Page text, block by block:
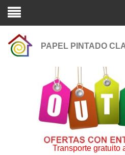
PAPEL PINTADO
Transporte gratuito